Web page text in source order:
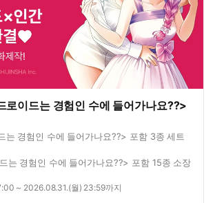
이드는 경험인 수에 들어가나요??>
는 경험인 수에 들어가나요??> 포함 3종 세트
는 경험인 수에 들어가나요??> 포함 15종 소장
면? 포인트 추첨 증정!
~ 2026.08.31.(월) 23:59까지